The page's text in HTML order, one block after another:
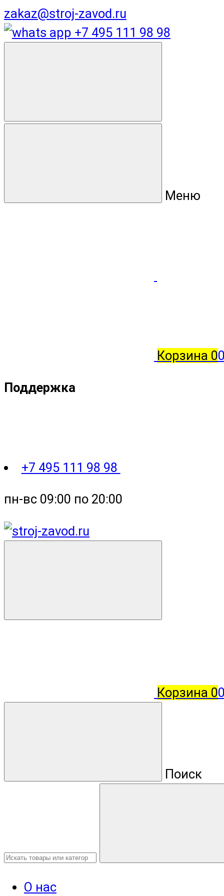
zakaz@stroj-zavod.ru
+7 495 111 98 98
Меню
Корзина 0
Поддержка
+7 495 111 98 98
пн-вс 09:00 по 20:00
Корзина 0
Поиск
О нас